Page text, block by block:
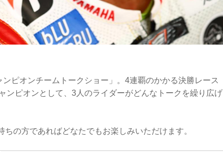
ピオンチームトークショー」。4連覇のかかる決勝レース
ンピオンとして、3人のライダーがどんなトークを繰り広げ
の方であればどなたでもお楽しみいただけます。